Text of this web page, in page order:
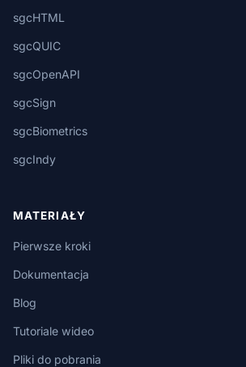
sgcHTML
sgcQUIC
sgcOpenAPI
sgcSign
sgcBiometrics
sgcIndy
MATERIAŁY
Pierwsze kroki
Dokumentacja
Blog
Tutoriale wideo
Pliki do pobrania